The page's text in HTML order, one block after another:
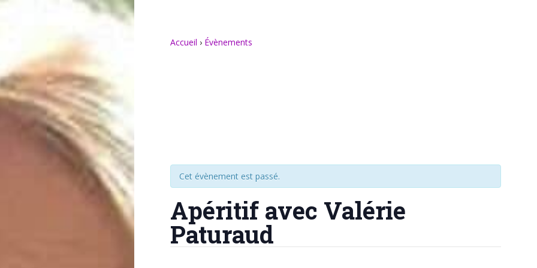
Accueil › Évènements
Cet évènement est passé.
Apéritif avec Valérie
Paturaud